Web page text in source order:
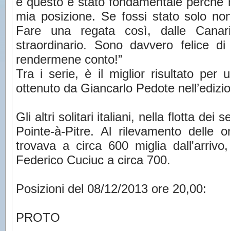
mia posizione. Se fossi stato solo
Fare una regata così, dalle
straordinario. Sono davvero felice
rendermene conto!”
Tra i serie, è il miglior risultato per
ottenuto da Giancarlo Pedote
Gli altri solitari italiani, nella flotta dei
Pointe-à-Pitre. Al rilevamento delle
trovava a circa 600 miglia
Federico Cuciuc a circa 700.
Posizioni del 08/12/2013 ore 20,00:
PROTO